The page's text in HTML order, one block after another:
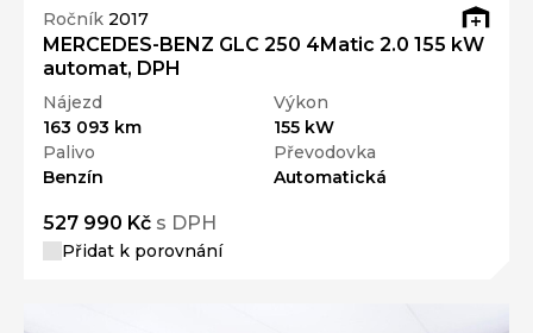
Ročník 2017
MERCEDES-BENZ GLC 250 4Matic 2.0 155 kW
automat, DPH
Nájezd
163 093 km
Výkon
155 kW
Palivo
Benzín
Převodovka
Automatická
527 990 Kč s DPH
Přidat k porovnání